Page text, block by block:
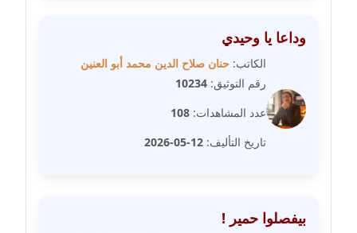
مدونة علاء سرحان
عاملة
عاملة
وداعا يا وحيدي
الكاتب: حنان صلاح الدين محمد أبو العنين
رقم التوثيق: 10234
عدد المشاهدات: 108
تاريخ التأليف: 12-05-2026
بيفصلوا حمير !